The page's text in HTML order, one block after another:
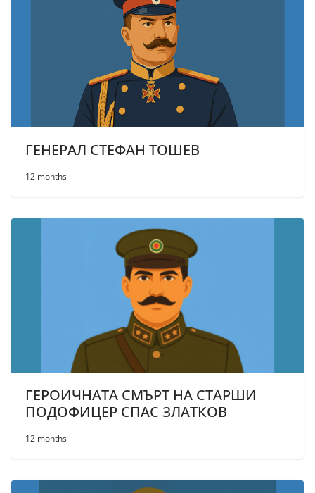
ГЕНЕРАЛ СТЕФАН ТОШЕВ
12 months
ГЕРОИЧНАТА СМЪРТ НА СТАРШИ
ПОДОФИЦЕР СПАС ЗЛАТКОВ
12 months